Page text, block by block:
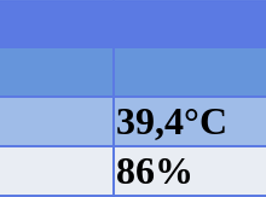
39,4°C
86%